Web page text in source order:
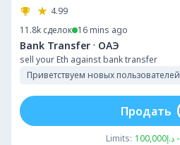
4.99
11.8k сделок 16 mins ago
Bank Transfer · ОАЭ
sell your Eth against bank transfer
Приветствуем новых пользователей
Limits:
Продать